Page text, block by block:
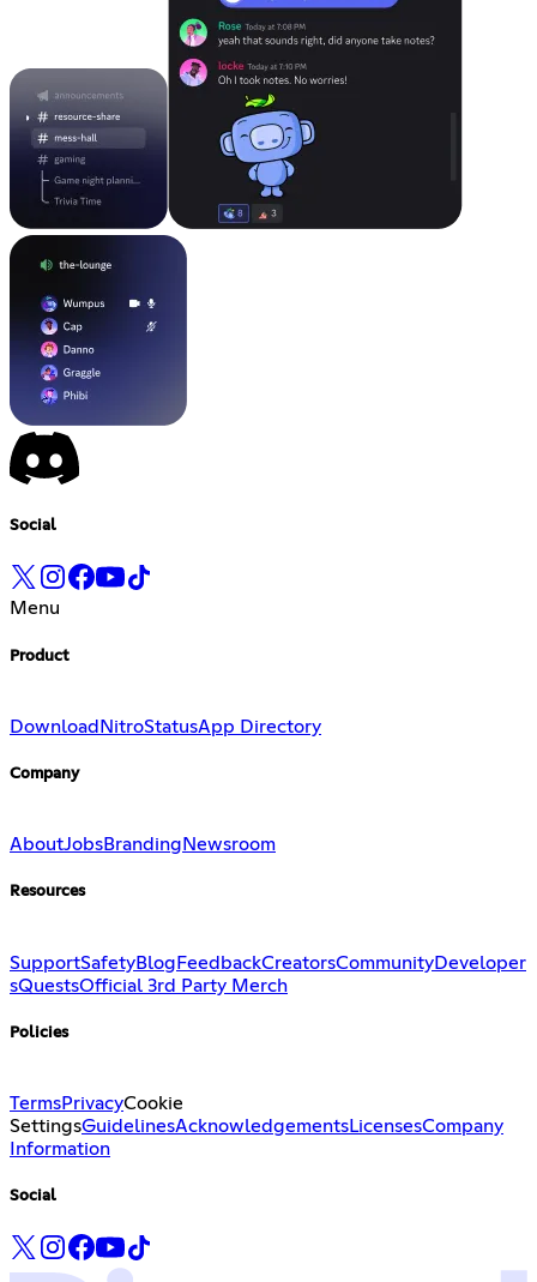
Social
Menu
Product
Download NitroStatusApp Directory
Company
AboutJobsBranding Newsroom
Resources
SupportSafetyBlogFeedbackCreatorsCommunityDeveloper
sQuestsOfficial 3rd Party Merch
Policies
TermsPrivacyCookie
SettingsGuidelinesAcknowledgementsLicensesCompany
Information
Social